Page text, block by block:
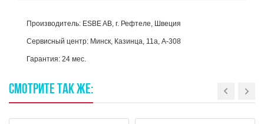
Производитель: ESBE AB, г. Рефтеле, Швеция
Сервисный центр: Минск, Казинца, 11а, А-308
Гарантия: 24 мес.
СМОТРИТЕ ТАКЖЕ: